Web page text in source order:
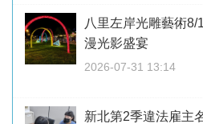
八里左岸光雕藝術
漫光影盛宴
2026-07-31 13:14
新北第2季違法雇主